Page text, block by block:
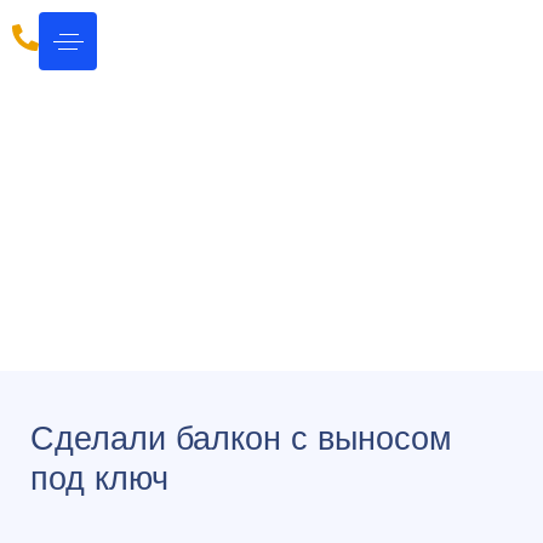
Сделали балкон с выносом
под ключ